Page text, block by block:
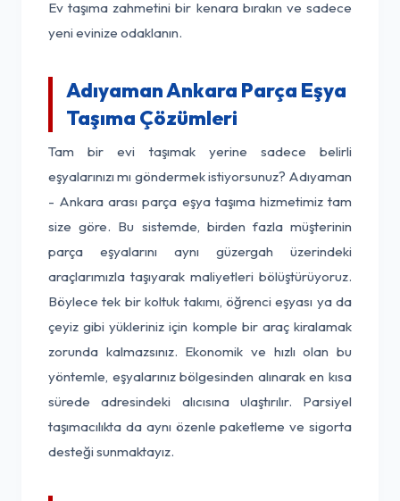
Ev taşıma zahmetini bir kenara bırakın ve sadece
yeni evinize odaklanın.
Adıyaman Ankara Parça Eşya
Taşıma Çözümleri
Tam bir evi taşımak yerine sadece belirli
eşyalarınızı mı göndermek istiyorsunuz? Adıyaman
- Ankara arası parça eşya taşıma hizmetimiz tam
size göre. Bu sistemde, birden fazla müşterinin
parça eşyalarını aynı güzergah üzerindeki
araçlarımızla taşıyarak maliyetleri bölüştürüyoruz.
Böylece tek bir koltuk takımı, öğrenci eşyası ya da
çeyiz gibi yükleriniz için komple bir araç kiralamak
zorunda kalmazsınız. Ekonomik ve hızlı olan bu
yöntemle, eşyalarınız bölgesinden alınarak en kısa
sürede adresindeki alıcısına ulaştırılır. Parsiyel
taşımacılıkta da aynı özenle paketleme ve sigorta
desteği sunmaktayız.